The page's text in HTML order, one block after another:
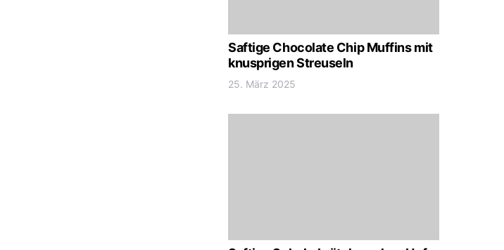
Saftige Chocolate Chip Muffins mit
knusprigen Streuseln
25. März 2025